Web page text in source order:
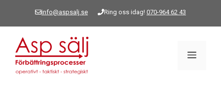
info@aspsalj.se Ring oss idag! 070-964 62 43
Meny